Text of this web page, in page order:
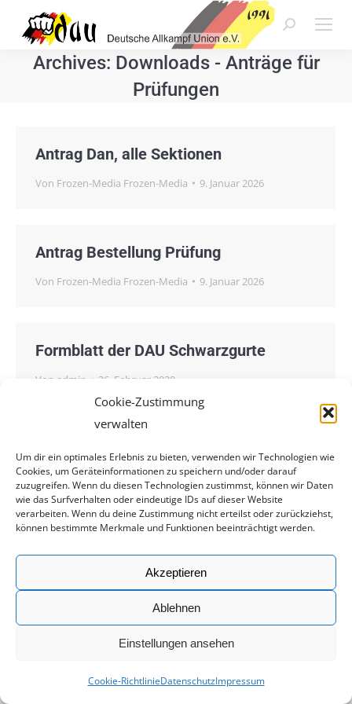
Cookie-Zustimmung
verwalten
Um dir ein optimales Erlebnis zu bieten, verwenden wir Technologien wie
Cookies, um Geräteinformationen zu speichern und/oder darauf
zuzugreifen. Wenn du diesen Technologien zustimmst, können wir Daten
wie das Surfverhalten oder eindeutige IDs auf dieser Website
verarbeiten. Wenn du deine Zustimmung nicht erteilst oder zurückziehst,
können bestimmte Merkmale und Funktionen beeinträchtigt werden.
Akzeptieren
Ablehnen
Einstellungen ansehen
Cookie-RichtlinieDatenschutzImpressum
Search:
Archives: Downloads - Anträge für
Prüfungen
Antrag Dan, alle Sektionen
Von Frozen-Media Frozen-Media 9. Januar 2026
Antrag Bestellung Prüfung
Von Frozen-Media Frozen-Media 9. Januar 2026
Formblatt der DAU Schwarzgurte
Von admin 26. Februar 2020
© 2019 by Deutsche Allkampf Union (DAU) | Webdesign:Frozen-
Media, Werbeagentur Augsburg